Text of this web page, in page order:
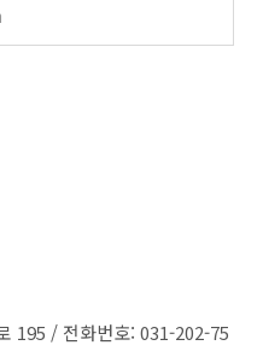
195 / 전화번호: 031-202-75